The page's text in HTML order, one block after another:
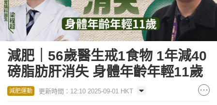
減肥｜56歲醫生戒1食物 1年減40
磅脂肪肝消失 身體年齡年輕11歲
減肥運動 更新時間：12:10 2025-09-01 HKT